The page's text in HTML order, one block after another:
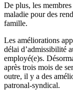
De plus, les
maladie pour des
famille.
Les améliorations
délai d’admissibilité
employé(e)s.
après trois mois de
outre, il y a des
patronal-syndical.